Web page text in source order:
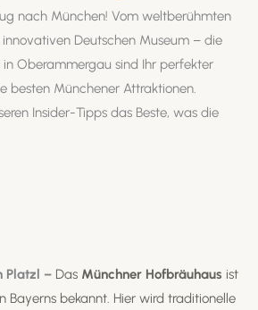
nach München! Vom weltberühmten
Deutschen Museum – die
in Oberammergau sind Ihr perfekter
besten Münchener Attraktionen.
Insider-Tipps das Beste, was die
Platzl – Das Münchner Hofbräuhaus ist
Bayerns bekannt. Hier wird traditionelle